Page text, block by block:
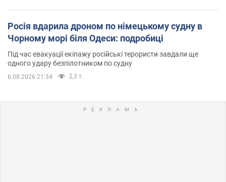
Росія вдарила дроном по німецькому судну в
Чорному морі біля Одеси: подробиці
Під час евакуації екіпажу російські терористи завдали ще
одного удару безпілотником по судну
6.08.2026 21:34 2,3 т.